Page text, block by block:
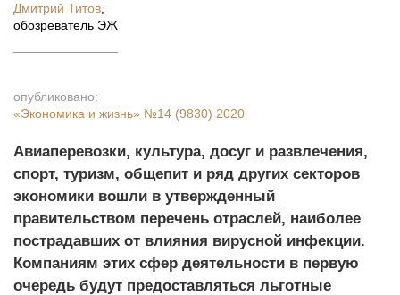
Дмитрий Титов
обозреватель ЭЖ
опубликовано:
«Экономика и жизнь» №14 (9830) 2020
Авиаперевозки, культура, досуг и развлечения,
спорт, туризм, общепит и ряд других секторов
экономики вошли в утвержденный
правительством перечень отраслей, наиболее
пострадавших от влияния вирусной инфекции.
Компаниям этих сфер деятельности в первую
очередь будут предоставляться льготные